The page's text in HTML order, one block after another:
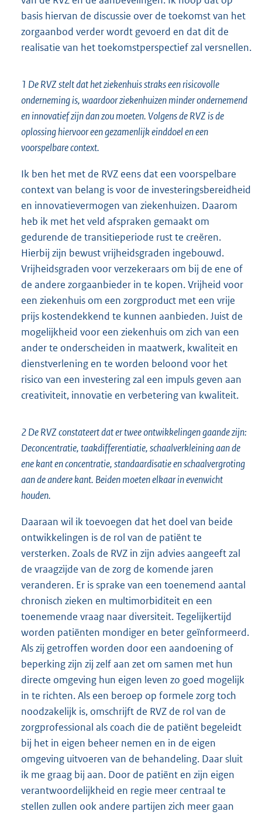
basis hiervan de discussie over de toekomst van het
zorgaanbod verder wordt gevoerd en dat dit de
realisatie van het toekomstperspectief zal versnellen.
1 De RVZ stelt dat het ziekenhuis straks een risicovolle
onderneming is, waardoor ziekenhuizen minder ondernemend
en innovatief zijn dan zou moeten. Volgens de RVZ is de
oplossing hiervoor een gezamenlijk einddoel en een
voorspelbare context.
Ik ben het met de RVZ eens dat een voorspelbare
context van belang is voor de investeringsbereidheid
en innovatievermogen van ziekenhuizen. Daarom
heb ik met het veld afspraken gemaakt om
gedurende de transitieperiode rust te creëren.
Hierbij zijn bewust vrijheidsgraden ingebouwd.
Vrijheidsgraden voor verzekeraars om bij de ene of
de andere zorgaanbieder in te kopen. Vrijheid voor
een ziekenhuis om een zorgproduct met een vrije
prijs kostendekkend te kunnen aanbieden. Juist de
mogelijkheid voor een ziekenhuis om zich van een
ander te onderscheiden in maatwerk, kwaliteit en
dienstverlening en te worden beloond voor het
risico van een investering zal een impuls geven aan
creativiteit, innovatie en verbetering van kwaliteit.
2 De RVZ constateert dat er twee ontwikkelingen gaande zijn:
Deconcentratie, taakdifferentiatie, schaalverkleining aan de
ene kant en concentratie, standaardisatie en schaalvergroting
aan de andere kant. Beiden moeten elkaar in evenwicht
houden.
Daaraan wil ik toevoegen dat het doel van beide
ontwikkelingen is de rol van de patiënt te
versterken. Zoals de RVZ in zijn advies aangeeft zal
de vraagzijde van de zorg de komende jaren
veranderen. Er is sprake van een toenemend aantal
chronisch zieken en multimorbiditeit en een
toenemende vraag naar diversiteit. Tegelijkertijd
worden patiënten mondiger en beter geïnformeerd.
Als zij getroffen worden door een aandoening of
beperking zijn zij zelf aan zet om samen met hun
directe omgeving hun eigen leven zo goed mogelijk
in te richten. Als een beroep op formele zorg toch
noodzakelijk is, omschrijft de RVZ de rol van de
zorgprofessional als coach die de patiënt begeleidt
bij het in eigen beheer nemen en in de eigen
omgeving uitvoeren van de behandeling. Daar sluit
ik me graag bij aan. Door de patiënt en zijn eigen
verantwoordelijkheid en regie meer centraal te
stellen zullen ook andere partijen zich meer gaan